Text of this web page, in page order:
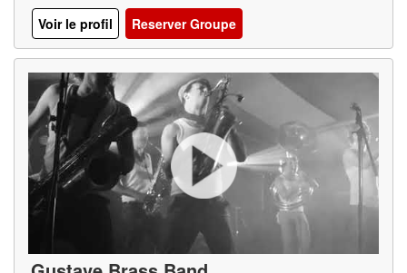
Voir le profil
Reserver Groupe